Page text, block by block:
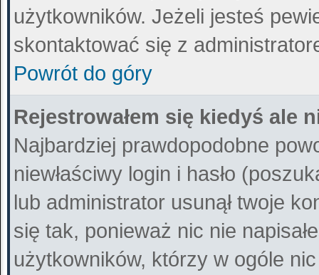
użytkowników. Jeżeli jesteś
skontaktować się z
Powrót do góry
Rejestrowałem się kiedyś ale
Najbardziej prawdopodobne
niewłaściwy login i hasło
lub administrator usunął twoje
się tak, ponieważ nic nie
użytkowników, którzy w ogóle